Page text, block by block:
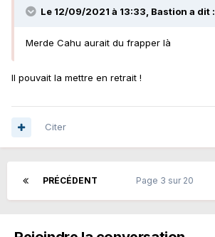
Le 12/09/2021 à 13:33, Bastion a dit :
Merde Cahu aurait du frapper là
Il pouvait la mettre en retrait !
Citer
PRÉCÉDENT Page 3 sur 20